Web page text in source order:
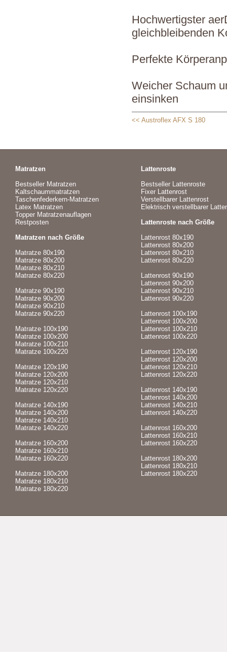
Hochwertigster
gleichbleibenden
Perfekte
Weicher Schaum
einsinken
<< Austroflex AFX S 180
Matratzen
Bestseller Matratzen
Kaltschaummatratzen
Taschenfederkern-Matratzen
Latex Matratzen
Topper Matratzenauflagen
Restposten
Matratzen nach Größe
Matratze 80x190
Matratze 80x200
Matratze 80x210
Matratze 80x220
Matratze 90x190
Matratze 90x200
Matratze 90x210
Matratze 90x220
Matratze 100x190
Matratze 100x200
Matratze 100x210
Matratze 100x220
Matratze 120x190
Matratze 120x200
Matratze 120x210
Matratze 120x220
Matratze 140x190
Matratze 140x200
Matratze 140x210
Matratze 140x220
Matratze 160x200
Matratze 160x210
Matratze 160x220
Matratze 180x200
Matratze 180x210
Matratze 180x220
Lattenroste
Bestseller Lattenroste
Fixer Lattenrost
Verstellbarer Lattenrost
Elektrisch verstellbarer
Lattenroste nach Größe
Lattenrost 80x190
Lattenrost 80x200
Lattenrost 80x210
Lattenrost 80x220
Lattenrost 90x190
Lattenrost 90x200
Lattenrost 90x210
Lattenrost 90x220
Lattenrost 100x190
Lattenrost 100x200
Lattenrost 100x210
Lattenrost 100x220
Lattenrost 120x190
Lattenrost 120x200
Lattenrost 120x210
Lattenrost 120x220
Lattenrost 140x190
Lattenrost 140x200
Lattenrost 140x210
Lattenrost 140x220
Lattenrost 160x200
Lattenrost 160x210
Lattenrost 160x220
Lattenrost 180x200
Lattenrost 180x210
Lattenrost 180x220